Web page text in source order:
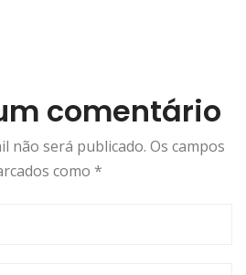
comentário
não será publicado. Os campos
como *